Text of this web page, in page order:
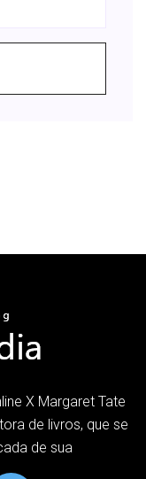
X Margaret Tate
de livros, que se
de sua